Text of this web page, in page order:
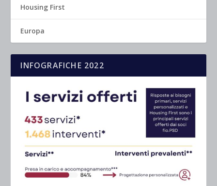
Housing First
Europa
INFOGRAFICHE 2022